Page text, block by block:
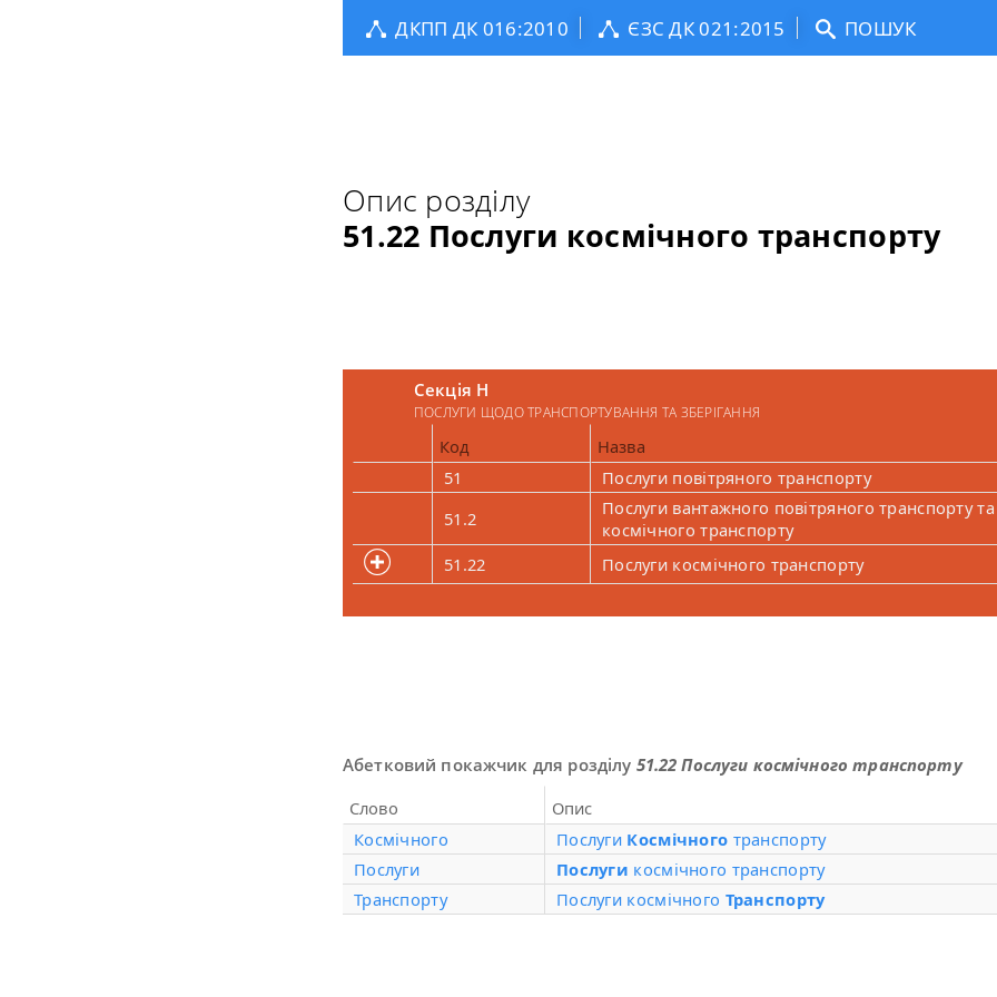
ДКПП ДК 016:2010 ЄЗС ДК 021:2015 ПОШУК
Опис розділу
51.22 Послуги космічного транспорту
Секція H
ПОСЛУГИ ЩОДО ТРАНСПОРТУВАННЯ ТА ЗБЕРІГАННЯ
Код Назва
51
Послуги повітряного транспорту
51.2
Послуги вантажного повітряного транспорту та
космічного транспорту
51.22
Послуги космічного транспорту
Абетковий покажчик для розділу 51.22 Послуги космічного транспорту
Слово
Опис
Космічного
Послуги Космічного транспорту
Послуги
Послуги космічного транспорту
Транспорту
Послуги космічного Транспорту